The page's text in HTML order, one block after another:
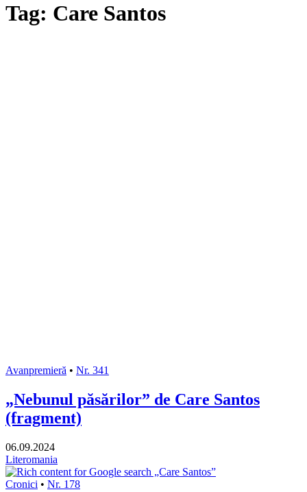
Tag: Care Santos
Avanpremieră • Nr. 341
„Nebunul păsărilor” de Care Santos
(fragment)
06.09.2024
Literomania
Cronici • Nr. 178